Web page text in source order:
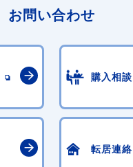
お問い合わせ
購入相談
転居連絡